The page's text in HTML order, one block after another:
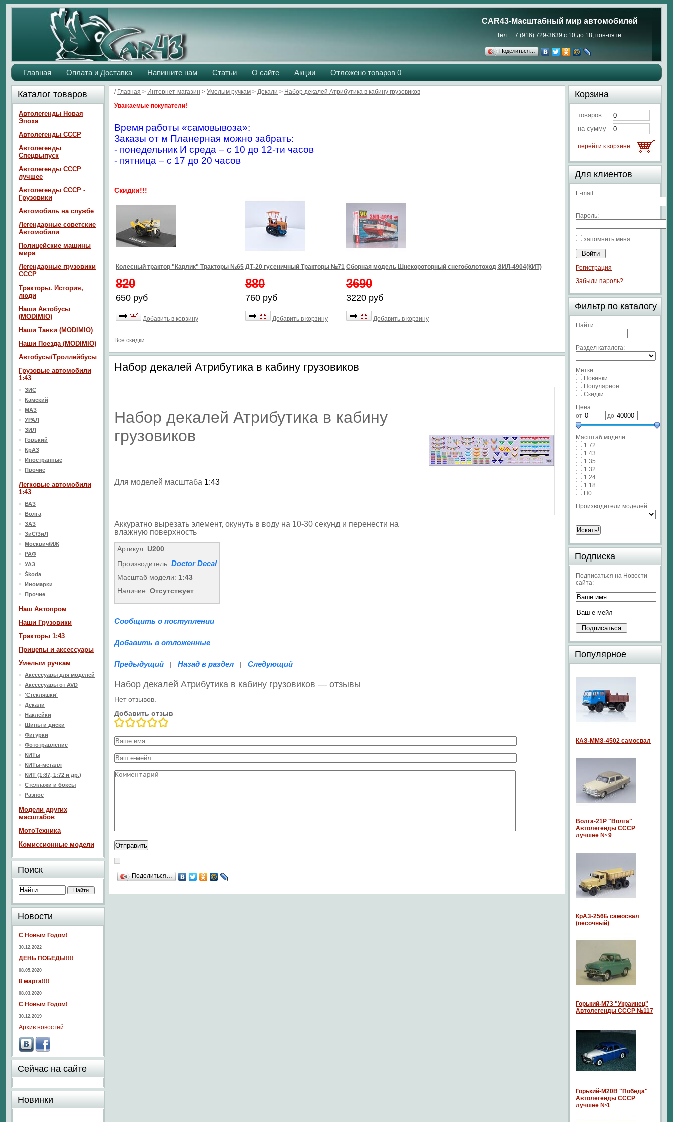
CAR43-Масштабный мир автомобилей
Тел.: +7 (916) 729-3639 с 10 до 18, пон-пятн.
Поделиться…
Главная Оплата и Доставка Напишите нам Статьи О сайте Акции Отложено товаров 0
/ Главная > Интернет-магазин > Умелым ручкам > Декали > Набор декалей Атрибутика в кабину грузовиков
Уважаемые покупатели!
Время работы «самовывоза»:
Заказы от м Планерная можно забрать:
- понедельник И среда – с 10 до 12-ти часов
- пятница – с 17 до 20 часов
Скидки!!!
Колесный трактор "Карлик" Тракторы №65
820
650 руб
Добавить в корзину
ДТ-20 гусеничный Тракторы №71
880
760 руб
Добавить в корзину
Сборная модель Шнекороторный снегоболотоход ЗИЛ-4904(КИТ)
3690
3220 руб
Добавить в корзину
Все скидки
Набор декалей Атрибутика в кабину грузовиков
Набор декалей Атрибутика в кабину
грузовиков
Для моделей масштаба 1:43
Аккуратно вырезать элемент, окунуть в воду на 10-30 секунд и перенести на
влажную поверхность
Артикул: U200
Производитель: Doctor Decal
Масштаб модели: 1:43
Наличие: Отсутствует
Сообщить о поступлении
Добавить в отложенные
Предыдущий | Назад в раздел | Следующий
Набор декалей Атрибутика в кабину грузовиков — отзывы
Нет отзывов.
Добавить отзыв
Поделиться…
Каталог товаров
Автолегенды Новая
Эпоха
Автолегенды СССР
Автолегенды
Спецвыпуск
Автолегенды СССР
лучшее
Автолегенды СССР -
Грузовики
Автомобиль на службе
Легендарные советские
Автомобили
Полицейские машины
мира
Легендарные грузовики
СССР
Тракторы. История,
люди
Наши Автобусы
(MODIMIO)
Наши Танки (MODIMIO)
Наши Поезда (MODIMIO)
Автобусы/Троллейбусы
Грузовые автомобили
1:43
ЗИС
Камский
МАЗ
УРАЛ
ЗИЛ
Горький
КрАЗ
Иностранные
Прочие
Легковые автомобили
1:43
ВАЗ
Волга
ЗАЗ
ЗиС/ЗиЛ
Москвич/ИЖ
РАФ
УАЗ
Škoda
Иномарки
Прочие
Наш Aвтопром
Наши Грузовики
Тракторы 1:43
Прицепы и аксессуары
Умелым ручкам
Аксессуары для моделей
Аксессуары от AVD
'Стекляшки'
Декали
Наклейки
Шины и диски
Фигурки
Фототравление
КИТы
КИТы-металл
КИТ (1:87, 1:72 и др.)
Стеллажи и боксы
Разное
Модели других
масштабов
МотоТехника
Комиссионные модели
Поиск
Новости
С Новым Годом!
30.12.2022
ДЕНЬ ПОБЕДЫ!!!!
08.05.2020
8 марта!!!!
08.03.2020
С Новым Годом!
30.12.2019
Архив новостей
Сейчас на сайте
Новинки
Корзина
товаров
на сумму
перейти к корзине
Для клиентов
E-mail:
Пароль:
запомнить меня
Регистрация
Забыли пароль?
Фильтр по каталогу
Найти:
Раздел каталога:
Метки:
Новинки
Популярное
Скидки
Цена:
от
до
Масштаб модели:
1:72
1:43
1:35
1:32
1:24
1:18
H0
Производители моделей:
Подписка
Подписаться на Новости
сайта:
Популярное
КАЗ-ММЗ-4502 самосвал
Волга-21P "Волга"
Автолегенды СССР
лучшее № 9
КрАЗ-256Б самосвал
(песочный)
Горький-М73 "Украинец"
Автолегенды СССР №117
Горький-М20В "Победа"
Автолегенды СССР
лучшее №1